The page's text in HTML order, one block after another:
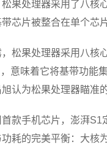
果处理器采用了八核
芯片被整合在单个芯
松果处理器采用八核
意味着它将基带功能
认为松果处理器瞄准
款手机芯片，澎湃
耗的完美平衡：大核